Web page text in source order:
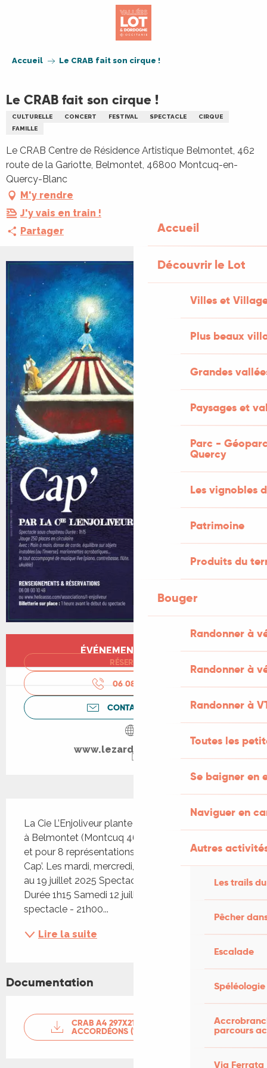
Accueil
Découvrir le Lot
Villes et
Plus beaux
Grandes
Paysages et
Parc -
Quercy
Les vignobles
Patrimoine
Produits du
Bouger
Randonner à
Randonner à
Randonner à
Toutes les
Se baigner en
Naviguer en
Autres
Les trails
Pêcher
Escalade
Spéléologie
parcours
Via Ferrata
Accueil Le CRAB fait son cirque !
Le CRAB fait son cirque !
CULTURELLE CONCERT FESTIVAL SPECTACLE
CIRQUE
FAMILLE
Le CRAB Centre de Résidence Artistique Belmontet, 462
route de la Gariotte, Belmontet, 46800 Montcuq-en-
Quercy-Blanc
M'y rendre
J'y vais en train !
Partager
Ouverture et coordonnées
ÉVÉNEMENT TERMINÉ
RÉSERVER
06 08 00 10
CONTACTEZ-NOUS
www.lezarddelarue.org
La Cie L’Enjoliveur plante son chapiteau, au CRAB
à Belmontet (Montcuq 46) pendant 2 semaines
et pour 8 représentations, pour son spectacle
Cap’. Les mardi, mercredi, vendredi & samedi du 8
au 19 juillet 2025 Spectacle Tout public - 21h ​
Durée 1h15 Samedi 12 juillet 2025 Cap' - Le
spectacle - 21h00...
Lire la suite
Documentation
CRAB A4 297X210 RV 2 PLIS
ACCORDÉONS (1)